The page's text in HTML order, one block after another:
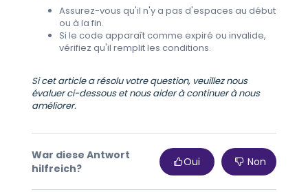
Assurez-vous qu'il n'y a pas d'espaces au début
ou à la fin.
Si le code apparaît comme expiré ou invalide,
vérifiez qu'il remplit les conditions.
Si cet article a résolu votre question, veuillez nous
évaluer ci-dessous et nous aider à continuer à nous
améliorer.
War diese Antwort
hilfreich?
Oui Non